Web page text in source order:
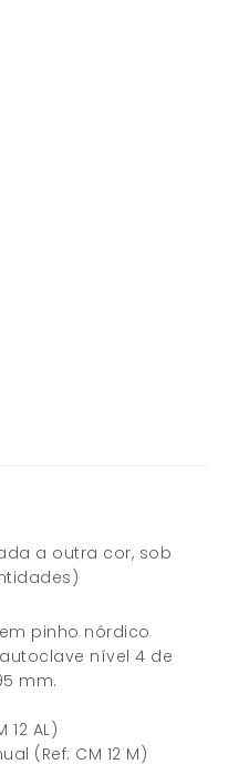
a outra cor, sob
pinho nórdico
nível 4 de
mm.
12 AL)
CM 12 M)